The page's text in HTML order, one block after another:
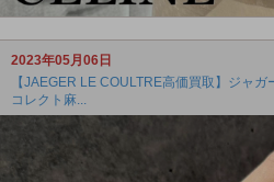
2023年05月06日
【JAEGER LE COULTRE高価買取】ジャ
コレクト麻...